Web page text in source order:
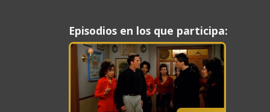
Episodios en los que participa: